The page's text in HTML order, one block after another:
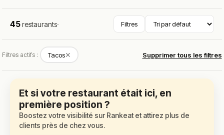
45restaurants· Filtres
Filtres actifs : Tacos✕ Supprimer tous les filtres
Et si votre restaurant était ici, en
première position ?
Boostez votre visibilité sur Rankeat et attirez plus de
clients près de chez vous.